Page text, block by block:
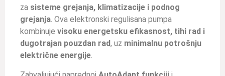
za sisteme grejanja, klimatizacije i podnog
grejanja. Ova elektronski regulisana pumpa
kombinuje visoku energetsku efikasnost, tihi rad i
dugotrajan pouzdan rad, uz minimalnu potrošnju
električne energije.